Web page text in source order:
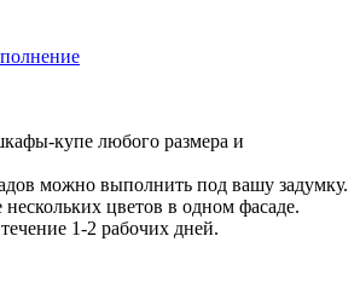
купе любого размера и
можно выполнить под вашу задумку.
цветов в одном фасаде.
1-2 рабочих дней.